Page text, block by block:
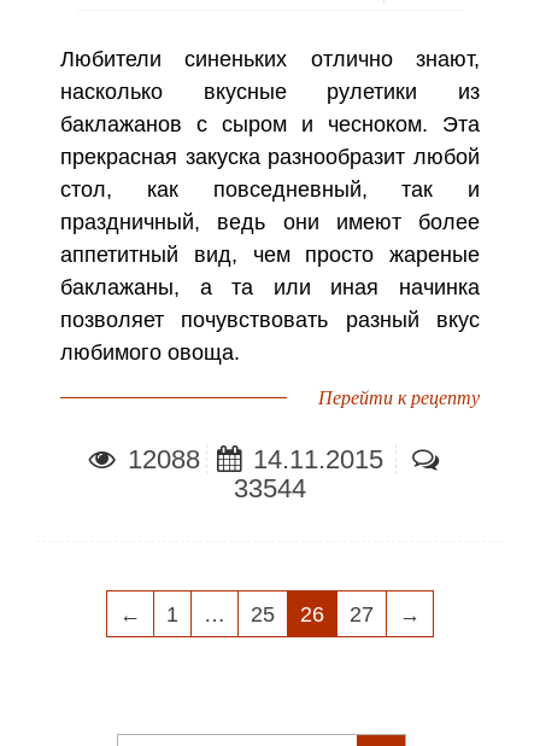
Любители синеньких отлично знают,
насколько вкусные рулетики из
баклажанов с сыром и чесноком. Эта
прекрасная закуска разнообразит любой
стол, как повседневный, так и
праздничный, ведь они имеют более
аппетитный вид, чем просто жареные
баклажаны, а та или иная начинка
позволяет почувствовать разный вкус
любимого овоща.
Перейти к рецепту
12088
14.11.2015
33544
НАВИГАЦИЯ
← 1 … 25 26 27 →